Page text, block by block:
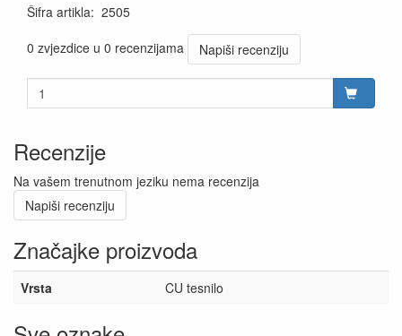
Šifra artikla: 2505
0 zvjezdice u 0 recenzijama
Napiši recenziju
Recenzije
Na vašem trenutnom jeziku nema recenzija
Napiši recenziju
Značajke proizvoda
Vrsta CU tesnilo